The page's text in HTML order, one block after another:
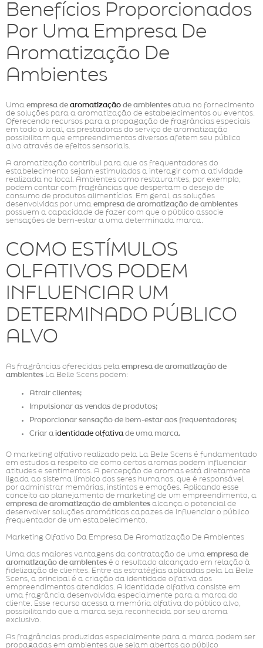
Benefícios Proporcionados
Por Uma Empresa De
Aromatização De
Ambientes
Uma empresa de aromatização de ambientes atua no fornecimento
de soluções para a aromatização de estabelecimentos ou eventos.
Oferecendo recursos para a propagação de fragrâncias especiais
em todo o local, as prestadoras do serviço de aromatização
possibilitam que empreendimentos diversos afetem seu público
alvo através de efeitos sensoriais.
A aromatização contribui para que os frequentadores do
estabelecimento sejam estimulados a interagir com a atividade
realizada no local. Ambientes como restaurantes, por exemplo,
podem contar com fragrâncias que despertam o desejo de
consumo de produtos alimentícios. Em geral, as soluções
desenvolvidas por uma empresa de aromatização de ambientes
possuem a capacidade de fazer com que o público associe
sensações de bem-estar a uma determinada marca.
COMO ESTÍMULOS
OLFATIVOS PODEM
INFLUENCIAR UM
DETERMINADO PÚBLICO
ALVO
As fragrâncias oferecidas pela empresa de aromatização de
ambientes La Belle Scens podem:
Atrair clientes;
Impulsionar as vendas de produtos;
Proporcionar sensação de bem-estar aos frequentadores;
Criar a identidade olfativa de uma marca.
O marketing olfativo realizado pela La Belle Scens é fundamentado
em estudos a respeito de como certos aromas podem influenciar
atitudes e sentimentos. A percepção de aromas está diretamente
ligada ao sistema límbico dos seres humanos, que é responsável
por administrar memórias, instintos e emoções. Aplicando esse
conceito ao planejamento de marketing de um empreendimento, a
empresa de aromatização de ambientes alcança o potencial de
desenvolver soluções aromáticas capazes de influenciar o público
frequentador de um estabelecimento.
Marketing Olfativo Da Empresa De Aromatização De Ambientes
Uma das maiores vantagens da contratação de uma empresa de
aromatização de ambientes é o resultado alcançado em relação à
fidelização de clientes. Entre as estratégias aplicadas pela La Belle
Scens, a principal é a criação da identidade olfativa dos
empreendimentos atendidos. A identidade olfativa consiste em
uma fragrância desenvolvida especialmente para a marca do
cliente. Esse recurso acessa a memória olfativa do público alvo,
possibilitando que a marca seja reconhecida por seu aroma
exclusivo.
As fragrâncias produzidas especialmente para a marca podem ser
propagadas em ambientes que sejam abertos ao público